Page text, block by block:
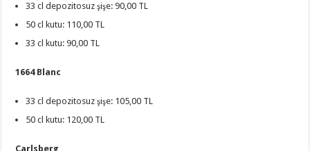
33 cl depozitosuz şişe: 90,00 TL
50 cl kutu: 110,00 TL
33 cl kutu: 90,00 TL
1664 Blanc
33 cl depozitosuz şişe: 105,00 TL
50 cl kutu: 120,00 TL
Carlsberg